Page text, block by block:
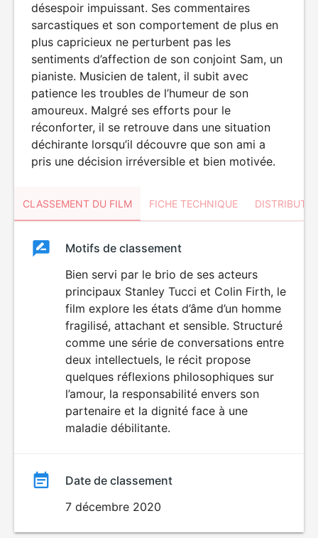
désespoir impuissant. Ses commentaires
sarcastiques et son comportement de plus en
plus capricieux ne perturbent pas les
sentiments d’affection de son conjoint Sam, un
pianiste. Musicien de talent, il subit avec
patience les troubles de l’humeur de son
amoureux. Malgré ses efforts pour le
réconforter, il se retrouve dans une situation
déchirante lorsqu’il découvre que son ami a
pris une décision irréversible et bien motivée.
CLASSEMENT DU FILM FICHE TECHNIQUE
ClassementClassement
Motifs de classement
Bien servi par le brio de ses acteurs
principaux Stanley Tucci et Colin Firth, le
film explore les états d’âme d’un homme
fragilisé, attachant et sensible. Structuré
comme une série de conversations entre
deux intellectuels, le récit propose
quelques réflexions philosophiques sur
l’amour, la responsabilité envers son
partenaire et la dignité face à une
maladie débilitante.
Date de classement
7 décembre 2020